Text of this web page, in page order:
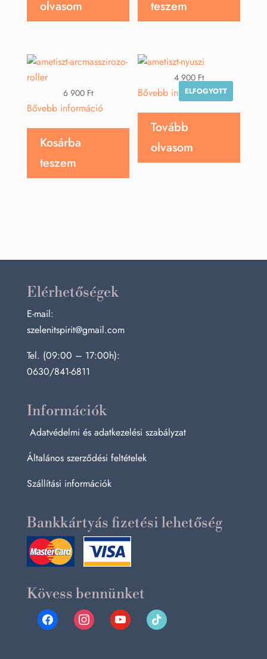
olvasom
teszem
6 900 Ft
Bővebb információ
Kosárba
teszem
ELFOGYOTT
4 900 Ft
Bővebb információ
Tovább
olvasom
Elérhetőségek
E-mail:
szelenitspirit@gmail.com
Tel. (09:00 – 17:00h):
0630/841-6811
Információk
Adatvédelmi és adatkezelési szabályzat
Általános szerződési feltételek
Szállítási információk
Bankkártyás fizetési lehetőség
Kövess bennünket
facebookinstagramyoutube tiktok